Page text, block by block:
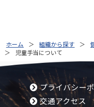
ホーム 組織から探す
児童手当について
プライバシー
交通アクセス